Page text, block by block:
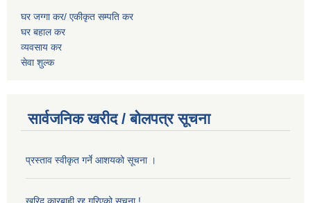
घर जग्गा कर/ एकीकृत सम्पति कर
घर बहाल कर
व्यवसाय कर
सेवा शुल्क
सार्वजनिक खरीद / बोलपत्र सूचना
प्रस्ताव स्वीकृत गर्ने आशयको सूचना ।